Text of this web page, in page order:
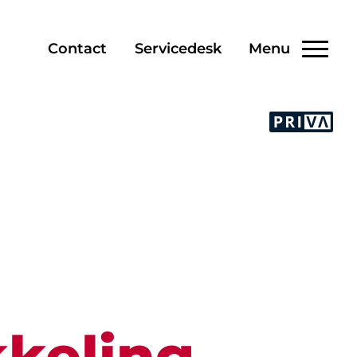
Contact Servicedesk Menu